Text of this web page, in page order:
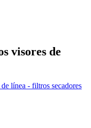
visores de
línea - filtros secadores